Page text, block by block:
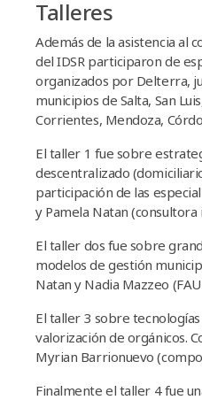
Talleres
Además de la asistencia al
del IDSR participaron de
organizados por Delterra,
municipios de Salta, San
Corrientes, Mendoza,
El taller 1 fue sobre
descentralizado
participación de las
y Pamela Natan
El taller dos fue sobre
modelos de gestión
Natan y Nadia Mazzeo
El taller 3 sobre
valorización de orgánicos.
Myrian Barrionuevo
Finalmente el taller 4 fue